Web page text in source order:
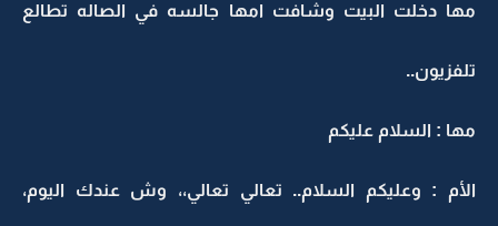
مها دخلت البيت وشافت امها جالسه في الصاله تطالع
تلفزيون..
مها : السلام عليكم
الأم : وعليكم السلام.. تعالي تعالي،، وش عندك اليوم،